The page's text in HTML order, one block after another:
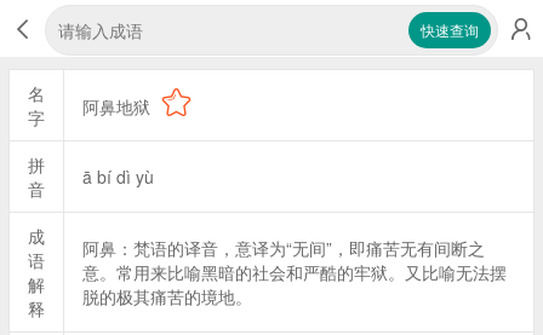
快速查询
名
字
阿鼻地狱
拼
音
ā bí dì yù
成
语
解
释
阿鼻：梵语的译音，意译为“无间”，即痛苦无有间断之
意。常用来比喻黑暗的社会和严酷的牢狱。又比喻无法摆
脱的极其痛苦的境地。